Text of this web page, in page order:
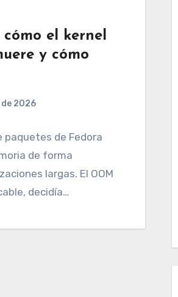
el kernel
y cómo
de 2026
paquetes de Fedora
de forma
largas. El OOM
decidía…